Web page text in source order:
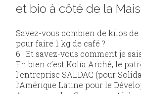
et bio à côté de la
Savez-vous combien de kilos
pour faire 1 kg de café ?
6 ! Et savez-vous comment je
Eh bien c’est Kolia Arché, le
l’entreprise SALDAC (pour
l’Amérique Latine pour le